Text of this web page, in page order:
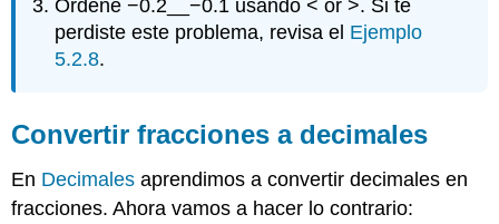
Ordene −0.2__−0.1 usando < or >. Si te
perdiste este problema, revisa el Ejemplo
5.2.8.
Convertir fracciones a decimales
En Decimales aprendimos a convertir decimales en
fracciones. Ahora vamos a hacer lo contrario: